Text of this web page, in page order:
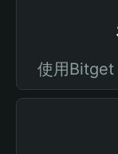
使用Bitget